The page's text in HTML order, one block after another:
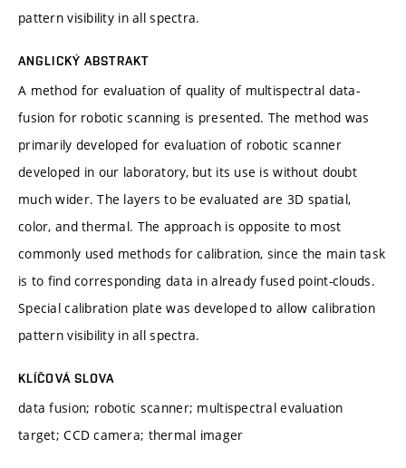
pattern visibility in all spectra.
ANGLICKÝ ABSTRAKT
A method for evaluation of quality of multispectral data-
fusion for robotic scanning is presented. The method was
primarily developed for evaluation of robotic scanner
developed in our laboratory, but its use is without doubt
much wider. The layers to be evaluated are 3D spatial,
color, and thermal. The approach is opposite to most
commonly used methods for calibration, since the main task
is to find corresponding data in already fused point-clouds.
Special calibration plate was developed to allow calibration
pattern visibility in all spectra.
KLÍČOVÁ SLOVA
data fusion; robotic scanner; multispectral evaluation
target; CCD camera; thermal imager